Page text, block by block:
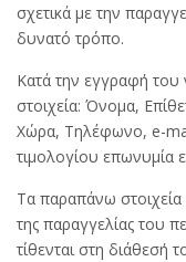
σχετικά με την
δυνατό τρόπο.
Κατά την εγγραφή
στοιχεία: Όνομα,
Χώρα, Τηλέφωνο, e-
τιμολογίου επωνυμία
Τα παραπάνω στοιχεία
της παραγγελίας του
τίθενται στη διάθεσή